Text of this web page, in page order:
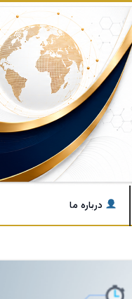
درباره ما